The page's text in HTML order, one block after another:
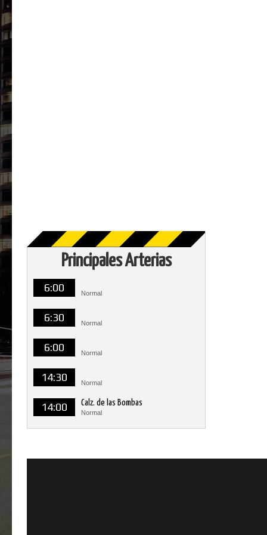
Principales Arterias
6:00 Normal
6:30 Normal
6:00 Normal
14:30 Normal
14:00 Calz. de las Bombas
Normal